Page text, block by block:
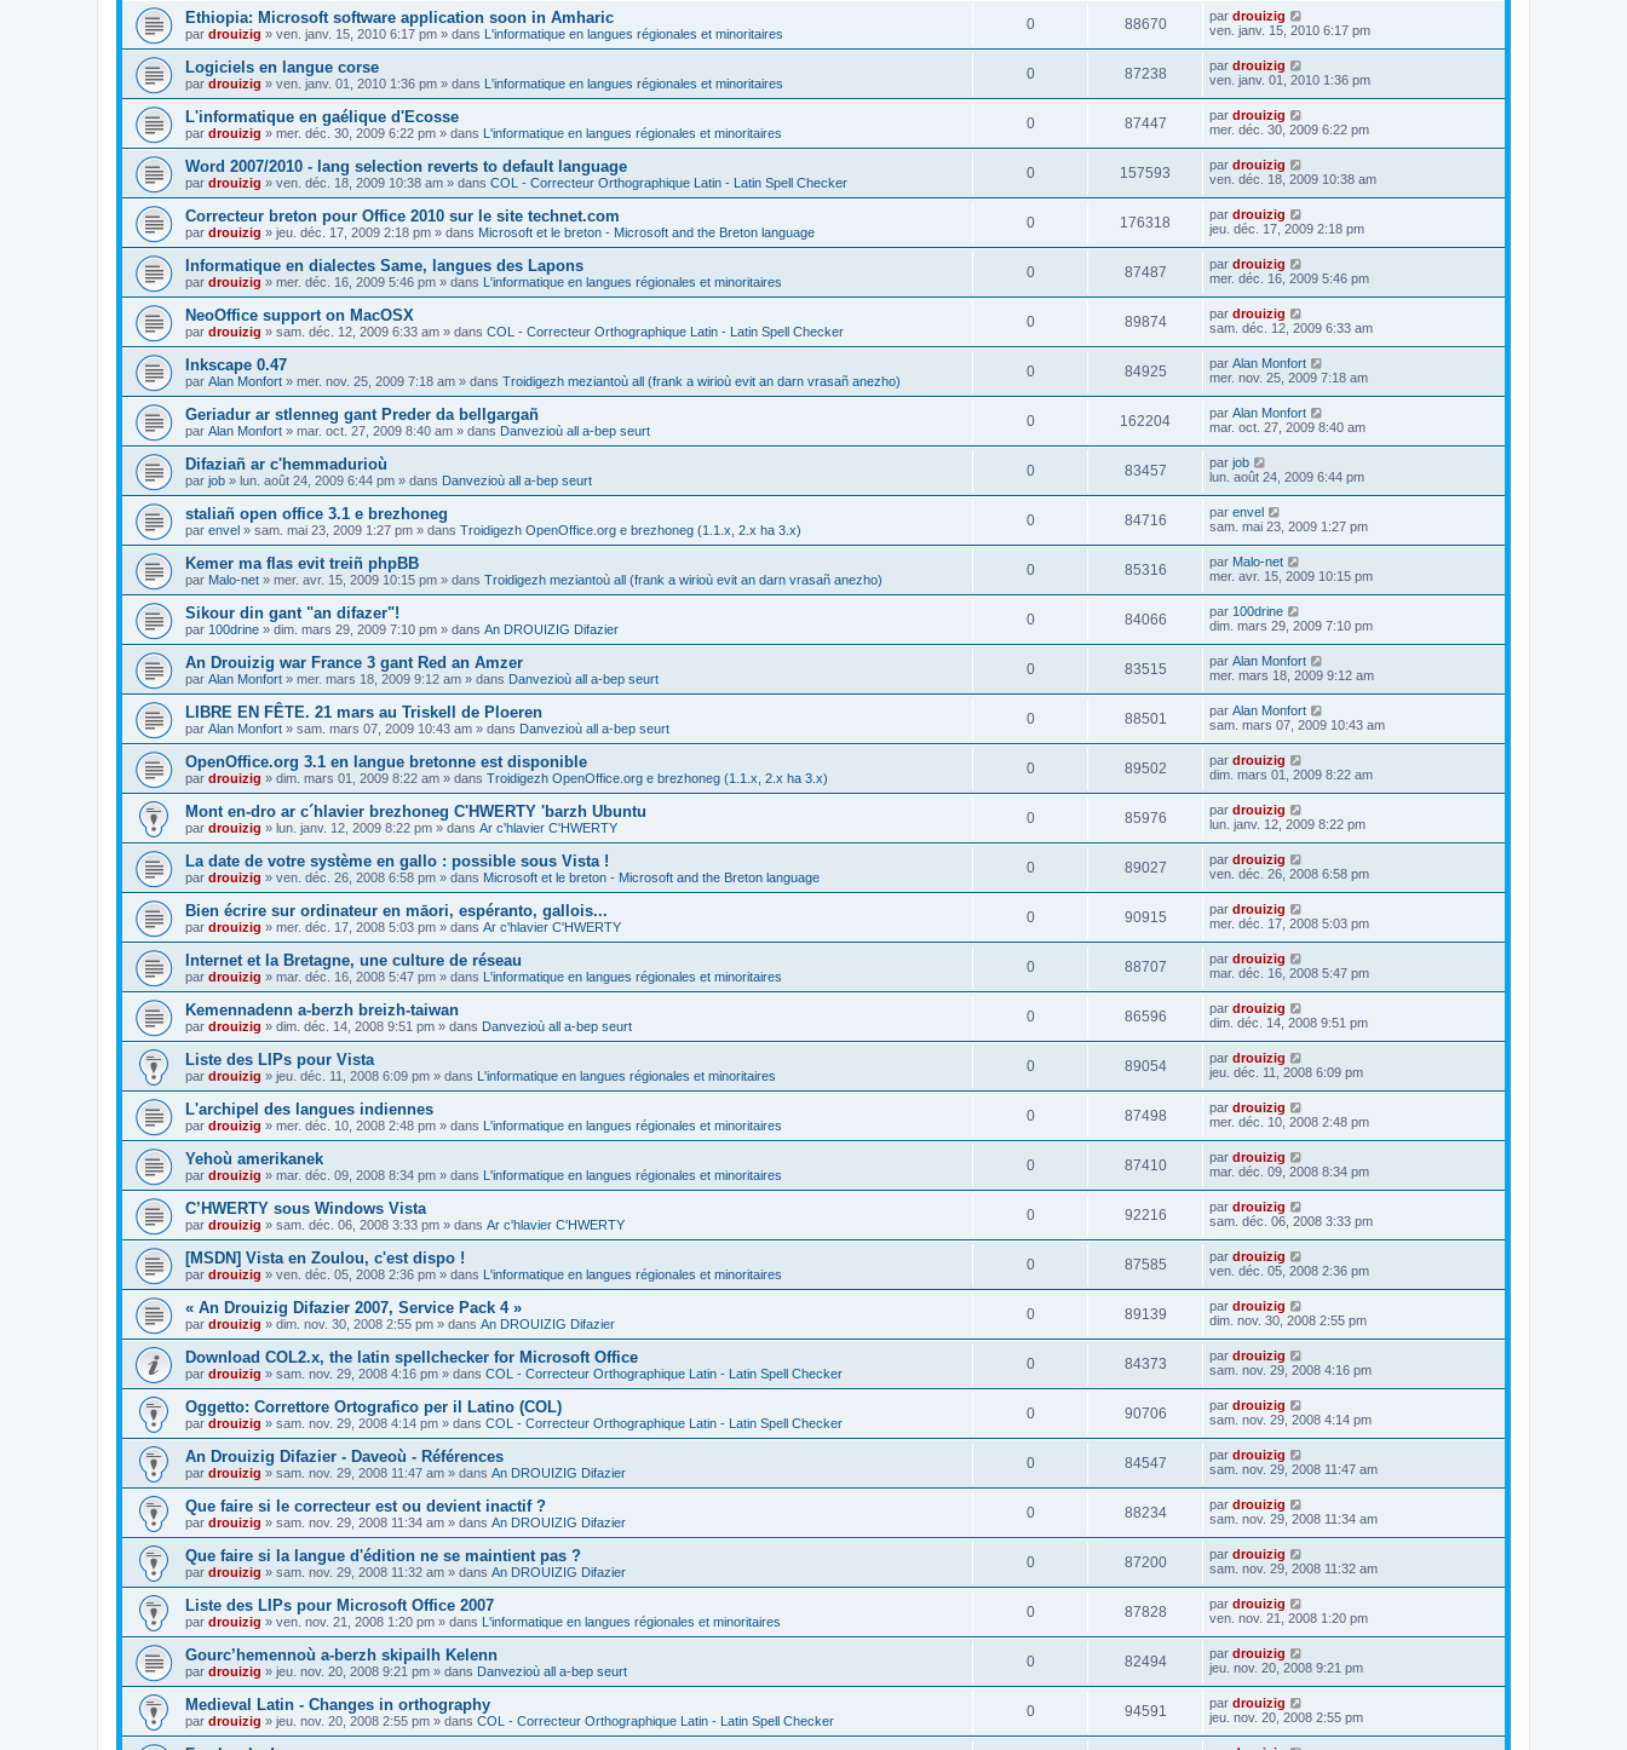
Ethiopia: Microsoft software application soon in Amharic
par drouizig » ven. janv. 15, 2010 6:17 pm » dans L'informatique en langues régionales et minoritaires
0 88670 par drouizig
ven. janv. 15, 2010 6:17 pm
Logiciels en langue corse
par drouizig » ven. janv. 01, 2010 1:36 pm » dans L'informatique en langues régionales et minoritaires
0 87238 par drouizig
ven. janv. 01, 2010 1:36 pm
L'informatique en gaélique d'Ecosse
par drouizig » mer. déc. 30, 2009 6:22 pm » dans L'informatique en langues régionales et minoritaires
0 87447 par drouizig
mer. déc. 30, 2009 6:22 pm
Word 2007/2010 - lang selection reverts to default language
par drouizig » ven. déc. 18, 2009 10:38 am » dans COL - Correcteur Orthographique Latin - Latin Spell Checker
0 157593 par drouizig
ven. déc. 18, 2009 10:38 am
Correcteur breton pour Office 2010 sur le site technet.com
par drouizig » jeu. déc. 17, 2009 2:18 pm » dans Microsoft et le breton - Microsoft and the Breton language
0 176318 par drouizig
jeu. déc. 17, 2009 2:18 pm
Informatique en dialectes Same, langues des Lapons
par drouizig » mer. déc. 16, 2009 5:46 pm » dans L'informatique en langues régionales et minoritaires
0 87487 par drouizig
mer. déc. 16, 2009 5:46 pm
NeoOffice support on MacOSX
par drouizig » sam. déc. 12, 2009 6:33 am » dans COL - Correcteur Orthographique Latin - Latin Spell Checker
0 89874 par drouizig
sam. déc. 12, 2009 6:33 am
Inkscape 0.47
par Alan Monfort » mer. nov. 25, 2009 7:18 am » dans Troidigezh meziantoù all (frank a wirioù evit an darn vrasañ anezho)
0 84925 par Alan Monfort
mer. nov. 25, 2009 7:18 am
Geriadur ar stlenneg gant Preder da bellgargañ
par Alan Monfort » mar. oct. 27, 2009 8:40 am » dans Danvezioù all a-bep seurt
0 162204 par Alan Monfort
mar. oct. 27, 2009 8:40 am
Difaziañ ar c'hemmadurioù
par job » lun. août 24, 2009 6:44 pm » dans Danvezioù all a-bep seurt
0 83457 par job
lun. août 24, 2009 6:44 pm
staliañ open office 3.1 e brezhoneg
par envel » sam. mai 23, 2009 1:27 pm » dans Troidigezh OpenOffice.org e brezhoneg (1.1.x, 2.x ha 3.x)
0 84716 par envel
sam. mai 23, 2009 1:27 pm
Kemer ma flas evit treiñ phpBB
par Malo-net » mer. avr. 15, 2009 10:15 pm » dans Troidigezh meziantoù all (frank a wirioù evit an darn vrasañ anezho)
0 85316 par Malo-net
mer. avr. 15, 2009 10:15 pm
Sikour din gant "an difazer"!
par 100drine » dim. mars 29, 2009 7:10 pm » dans An DROUIZIG Difazier
0 84066 par 100drine
dim. mars 29, 2009 7:10 pm
An Drouizig war France 3 gant Red an Amzer
par Alan Monfort » mer. mars 18, 2009 9:12 am » dans Danvezioù all a-bep seurt
0 83515 par Alan Monfort
mer. mars 18, 2009 9:12 am
LIBRE EN FÊTE. 21 mars au Triskell de Ploeren
par Alan Monfort » sam. mars 07, 2009 10:43 am » dans Danvezioù all a-bep seurt
0 88501 par Alan Monfort
sam. mars 07, 2009 10:43 am
OpenOffice.org 3.1 en langue bretonne est disponible
par drouizig » dim. mars 01, 2009 8:22 am » dans Troidigezh OpenOffice.org e brezhoneg (1.1.x, 2.x ha 3.x)
0 89502 par drouizig
dim. mars 01, 2009 8:22 am
Mont en-dro ar c´hlavier brezhoneg C'HWERTY 'barzh Ubuntu
par drouizig » lun. janv. 12, 2009 8:22 pm » dans Ar c'hlavier C'HWERTY
0 85976 par drouizig
lun. janv. 12, 2009 8:22 pm
La date de votre système en gallo : possible sous Vista !
par drouizig » ven. déc. 26, 2008 6:58 pm » dans Microsoft et le breton - Microsoft and the Breton language
0 89027 par drouizig
ven. déc. 26, 2008 6:58 pm
Bien écrire sur ordinateur en māori, espéranto, gallois...
par drouizig » mer. déc. 17, 2008 5:03 pm » dans Ar c'hlavier C'HWERTY
0 90915 par drouizig
mer. déc. 17, 2008 5:03 pm
Internet et la Bretagne, une culture de réseau
par drouizig » mar. déc. 16, 2008 5:47 pm » dans L'informatique en langues régionales et minoritaires
0 88707 par drouizig
mar. déc. 16, 2008 5:47 pm
Kemennadenn a-berzh breizh-taiwan
par drouizig » dim. déc. 14, 2008 9:51 pm » dans Danvezioù all a-bep seurt
0 86596 par drouizig
dim. déc. 14, 2008 9:51 pm
Liste des LIPs pour Vista
par drouizig » jeu. déc. 11, 2008 6:09 pm » dans L'informatique en langues régionales et minoritaires
0 89054 par drouizig
jeu. déc. 11, 2008 6:09 pm
L'archipel des langues indiennes
par drouizig » mer. déc. 10, 2008 2:48 pm » dans L'informatique en langues régionales et minoritaires
0 87498 par drouizig
mer. déc. 10, 2008 2:48 pm
Yehoù amerikanek
par drouizig » mar. déc. 09, 2008 8:34 pm » dans L'informatique en langues régionales et minoritaires
0 87410 par drouizig
mar. déc. 09, 2008 8:34 pm
C’HWERTY sous Windows Vista
par drouizig » sam. déc. 06, 2008 3:33 pm » dans Ar c'hlavier C'HWERTY
0 92216 par drouizig
sam. déc. 06, 2008 3:33 pm
[MSDN] Vista en Zoulou, c'est dispo !
par drouizig » ven. déc. 05, 2008 2:36 pm » dans L'informatique en langues régionales et minoritaires
0 87585 par drouizig
ven. déc. 05, 2008 2:36 pm
« An Drouizig Difazier 2007, Service Pack 4 »
par drouizig » dim. nov. 30, 2008 2:55 pm » dans An DROUIZIG Difazier
0 89139 par drouizig
dim. nov. 30, 2008 2:55 pm
Download COL2.x, the latin spellchecker for Microsoft Office
par drouizig » sam. nov. 29, 2008 4:16 pm » dans COL - Correcteur Orthographique Latin - Latin Spell Checker
0 84373 par drouizig
sam. nov. 29, 2008 4:16 pm
Oggetto: Correttore Ortografico per il Latino (COL)
par drouizig » sam. nov. 29, 2008 4:14 pm » dans COL - Correcteur Orthographique Latin - Latin Spell Checker
0 90706 par drouizig
sam. nov. 29, 2008 4:14 pm
An Drouizig Difazier - Daveoù - Références
par drouizig » sam. nov. 29, 2008 11:47 am » dans An DROUIZIG Difazier
0 84547 par drouizig
sam. nov. 29, 2008 11:47 am
Que faire si le correcteur est ou devient inactif ?
par drouizig » sam. nov. 29, 2008 11:34 am » dans An DROUIZIG Difazier
0 88234 par drouizig
sam. nov. 29, 2008 11:34 am
Que faire si la langue d'édition ne se maintient pas ?
par drouizig » sam. nov. 29, 2008 11:32 am » dans An DROUIZIG Difazier
0 87200 par drouizig
sam. nov. 29, 2008 11:32 am
Liste des LIPs pour Microsoft Office 2007
par drouizig » ven. nov. 21, 2008 1:20 pm » dans L'informatique en langues régionales et minoritaires
0 87828 par drouizig
ven. nov. 21, 2008 1:20 pm
Gourc’hemennoù a-berzh skipailh Kelenn
par drouizig » jeu. nov. 20, 2008 9:21 pm » dans Danvezioù all a-bep seurt
0 82494 par drouizig
jeu. nov. 20, 2008 9:21 pm
Medieval Latin - Changes in orthography
par drouizig » jeu. nov. 20, 2008 2:55 pm » dans COL - Correcteur Orthographique Latin - Latin Spell Checker
0 94591 par drouizig
jeu. nov. 20, 2008 2:55 pm